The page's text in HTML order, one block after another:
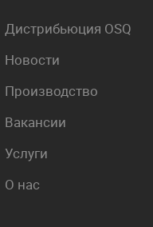
Дистрибьюция OSQ
Новости
Производство
Вакансии
Услуги
О нас